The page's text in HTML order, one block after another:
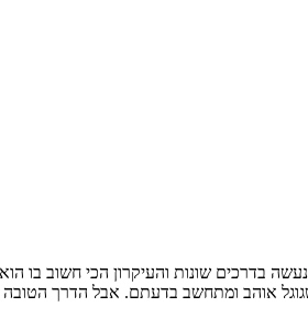
נעשה בדרכים שונות והעיקרון הכי חשוב בו
אוהב ומתחשב בדעתם. אבל הדרך